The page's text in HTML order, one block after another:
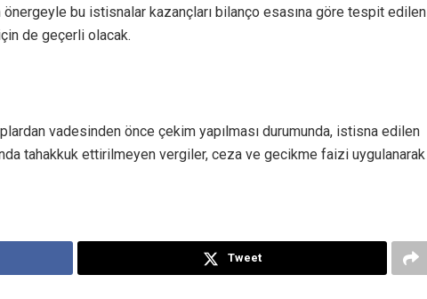
önergeyle bu istisnalar kazançları bilanço esasına göre tespit edilen
de geçerli olacak.
vadesinden önce çekim yapılması durumunda, istisna edilen
tahakkuk ettirilmeyen vergiler, ceza ve gecikme faizi uygulanarak
Tweet